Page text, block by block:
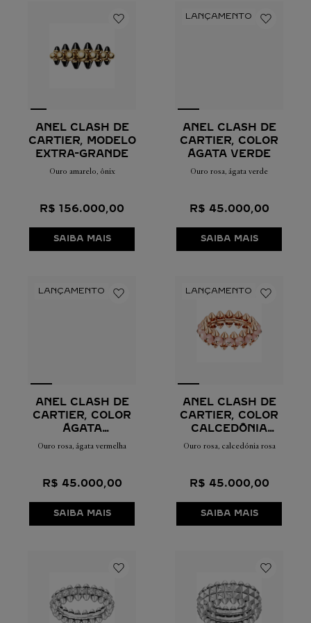
ANEL CLASH DE
CARTIER, MODELO
EXTRA-GRANDE
Ouro amarelo, ônix
R$ 156.000,00
SAIBA MAIS
ANEL CLASH DE
CARTIER, COLOR
ÁGATA VERDE
Ouro rosa, ágata verde
R$ 45.000,00
SAIBA MAIS
ANEL CLASH DE
CARTIER, COLOR
ÁGATA
VERMELHA
Ouro rosa, ágata vermelha
R$ 45.000,00
SAIBA MAIS
ANEL CLASH DE
CARTIER, COLOR
CALCEDÔNIA
ROSA
Ouro rosa, calcedónia rosa
R$ 45.000,00
SAIBA MAIS